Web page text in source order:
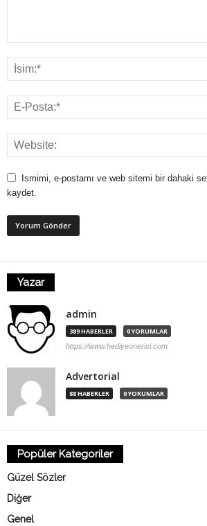
Ismimi, e-postamı ve web sitemi bir dahaki
kaydet.
Yazar
admin
389 HABERLER 0 YORUMLAR
https://www.hediyeonerisi.com
Advertorial
88 HABERLER 0 YORUMLAR
Popüler Kategoriler
Güzel Sözler
Diğer
Genel